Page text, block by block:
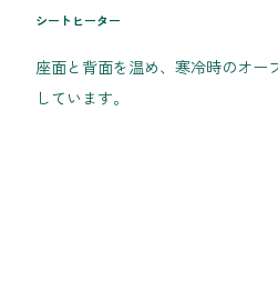
シートヒーター
座面と背面を温め、寒冷時のオー
しています。